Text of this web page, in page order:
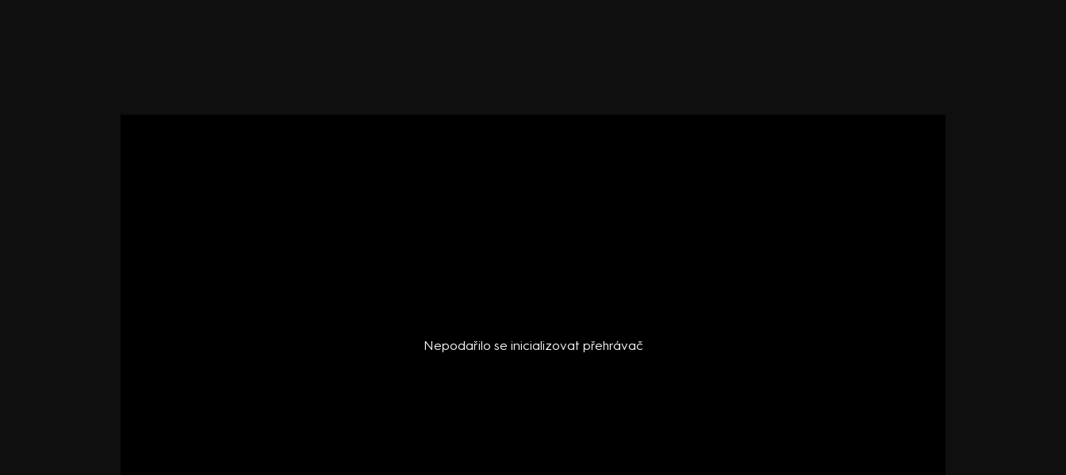
Nepodařilo se inicializovat přehrávač